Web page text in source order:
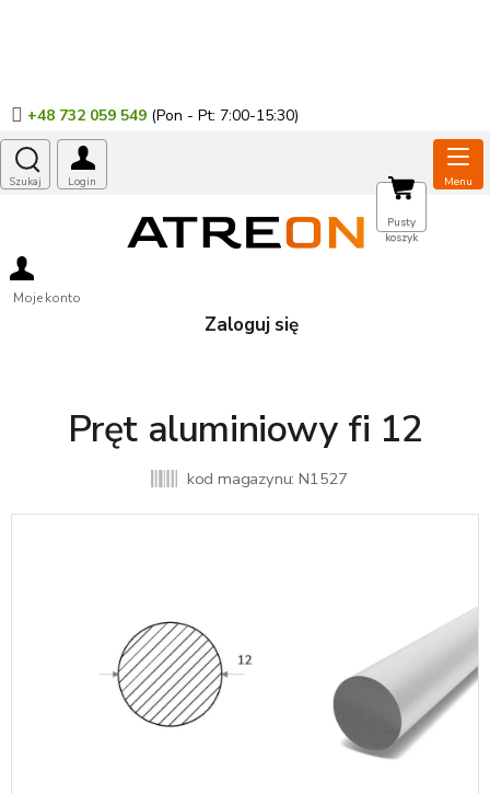
+48 732 059 549
Moje konto
Zaloguj się
KOSZYK
Pusty
koszyk
Pręt aluminiowy fi 12
kod magazynu: N1527